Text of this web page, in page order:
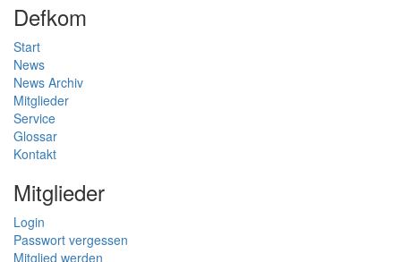
Defkom
Start
News
News Archiv
Mitglieder
Service
Glossar
Kontakt
Mitglieder
Login
Passwort vergessen
Mitglied werden